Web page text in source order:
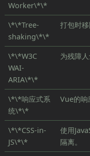
Worker\*\*
\*\*Tree-
shaking\*\*
打包时
\*\*W3C
WAI-
ARIA\*\*
为残障
\*\*响应式系
统\*\*
Vue的响
\*\*CSS-in-
JS\*\*
使用
隔离。